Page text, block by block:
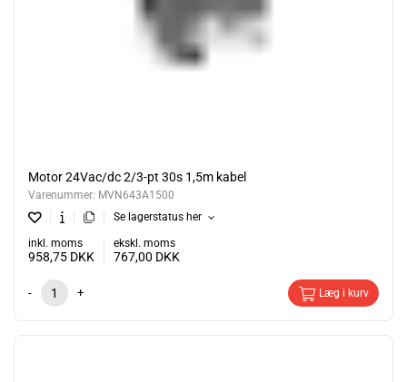
Motor 24Vac/dc 2/3-pt 30s 1,5m kabel
Varenummer: MVN643A1500
Se lagerstatus her
inkl. moms
958,75 DKK
ekskl. moms
767,00 DKK
- + Læg i kurv